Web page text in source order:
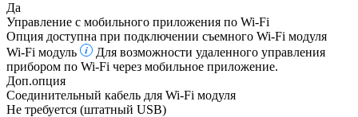
Да
Управление c мобильного приложения по Wi-Fi
Опция доступна при подключении съемного Wi-Fi модуля
Wi-Fi модуль
Для возможности удаленного управления
прибором по Wi-Fi через мобильное приложение.
Доп.опция
Соединительный кабель для Wi-Fi модуля
Не требуется (штатный USB)